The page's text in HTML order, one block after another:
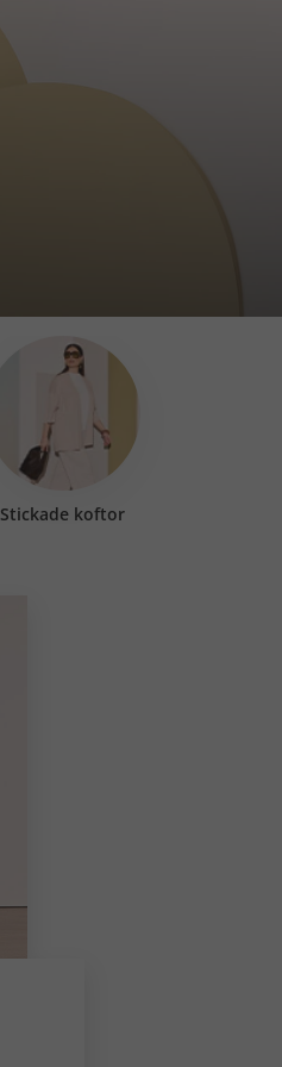
Stickade koftor